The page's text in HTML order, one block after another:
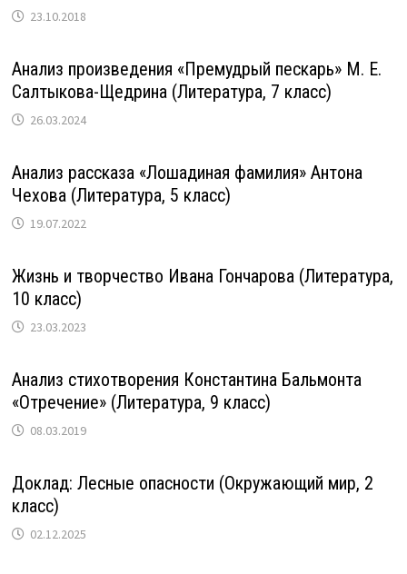
23.10.2018
Анализ произведения «Премудрый пескарь» М. Е.
Салтыкова-Щедрина (Литература, 7 класс)
26.03.2024
Анализ рассказа «Лошадиная фамилия» Антона
Чехова (Литература, 5 класс)
19.07.2022
Жизнь и творчество Ивана Гончарова (Литература,
10 класс)
23.03.2023
Анализ стихотворения Константина Бальмонта
«Отречение» (Литература, 9 класс)
08.03.2019
Доклад: Лесные опасности (Окружающий мир, 2
класс)
02.12.2025